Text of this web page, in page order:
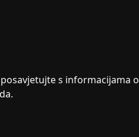
s informacijama o